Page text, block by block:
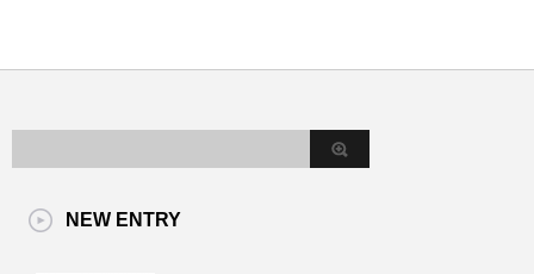
NEW ENTRY